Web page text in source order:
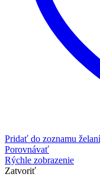
Pridať do zoznamu želaní
Porovnávať
Rýchle zobrazenie
Zatvoriť